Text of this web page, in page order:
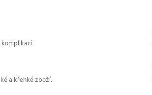
a křehké zboží.